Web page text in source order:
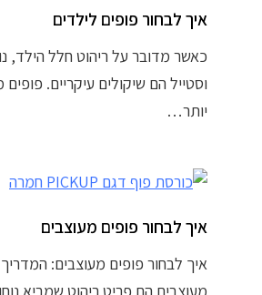
איך לבחור פופים לילדים
כאשר מדובר על ריהוט חלל הילד,
וסטייל הם שיקולים עיקריים.
יותר…
איך לבחור פופים מעוצבים
איך לבחור פופים מעוצבים: